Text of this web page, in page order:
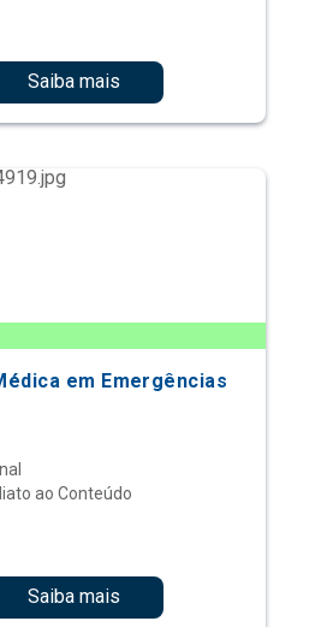
Saiba mais
em Emergências
ao Conteúdo
Saiba mais